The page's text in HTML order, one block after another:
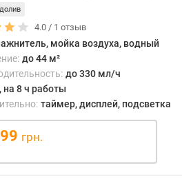
а
4.0 / 1 отзыв
мойка воздуха, водный
до 44 м²
до 330 мл/ч
на 8 ч работы
таймер, дисплей, подсветка
грн.